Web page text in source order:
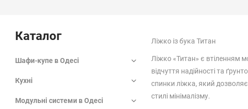
Ліжко із бука Титан
Ліжко «Титан» є втіленням
відчуття надійності та
спинки ліжка, який
стилі мінімалізму.
Каталог
Шафи-купе в Одесі
Кухні
Модульні системи в Одесі